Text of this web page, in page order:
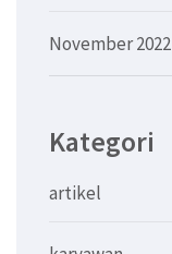
November 2022
Kategori
artikel